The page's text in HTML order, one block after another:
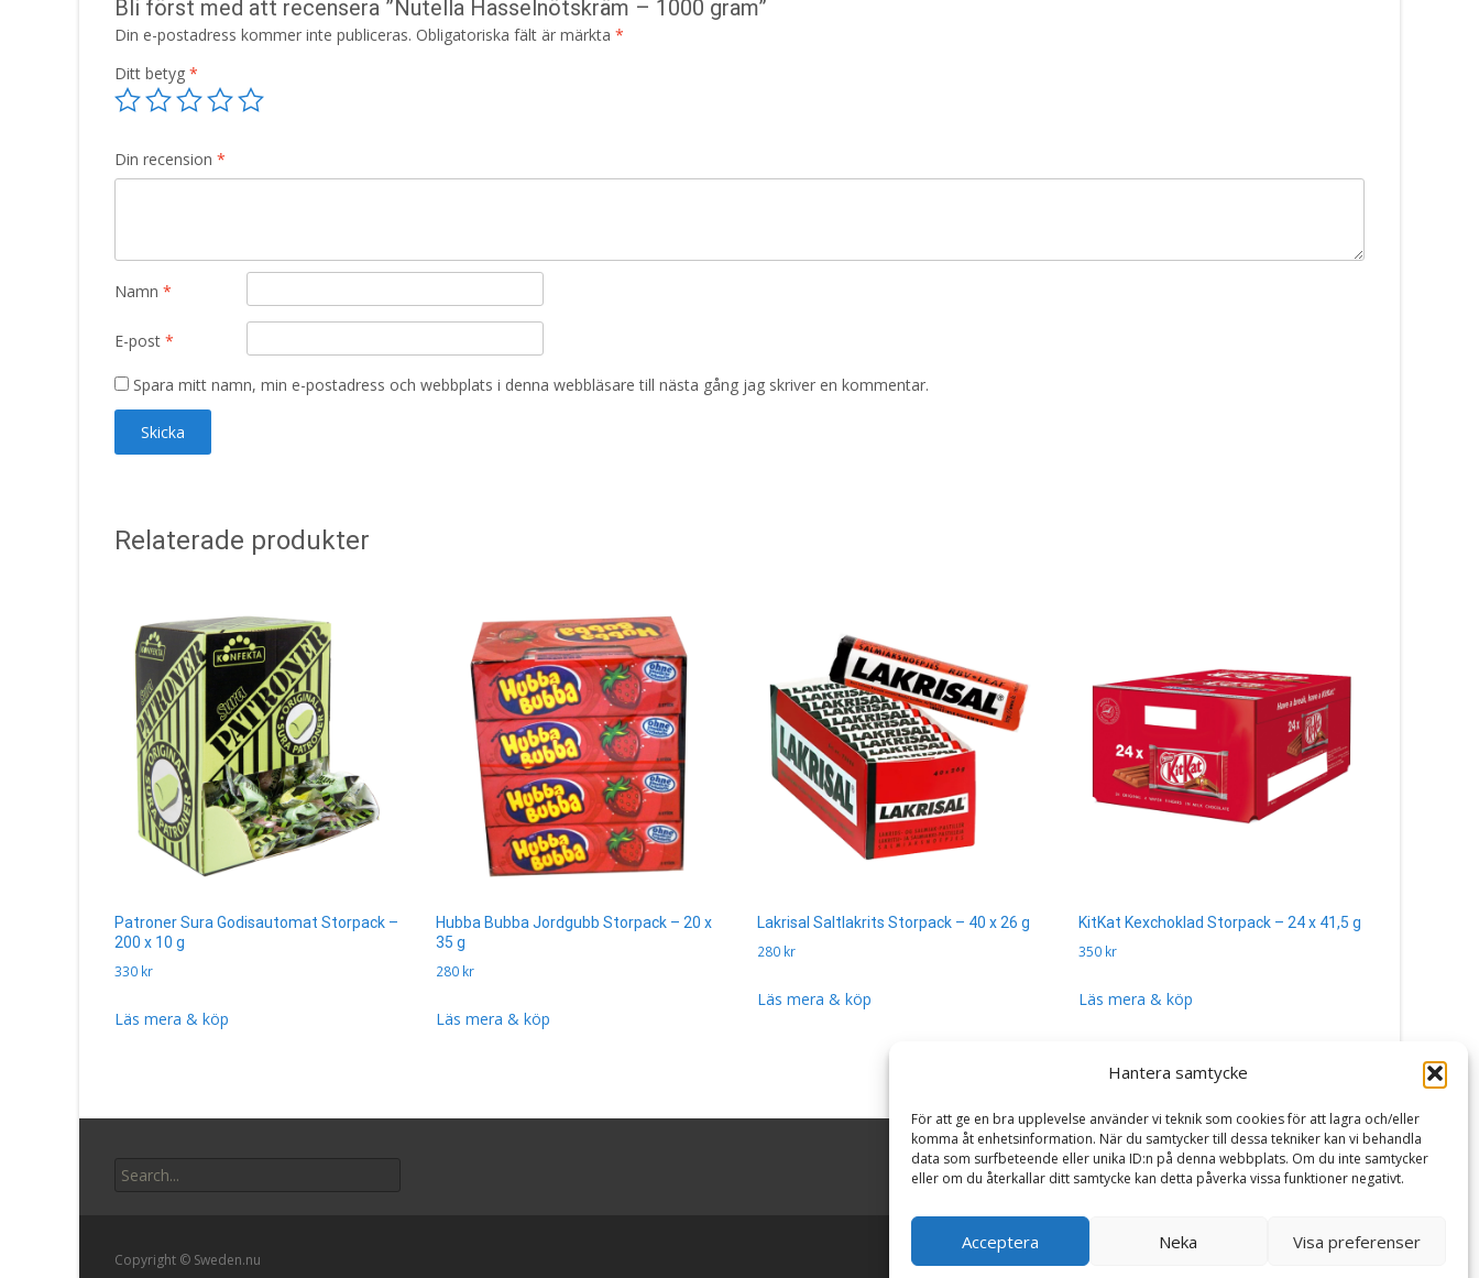
Hantera samtycke
För att ge en bra upplevelse använder vi teknik som cookies för att lagra och/eller
komma åt enhetsinformation. När du samtycker till dessa tekniker kan vi behandla
data som surfbeteende eller unika ID:n på denna webbplats. Om du inte samtycker
eller om du återkallar ditt samtycke kan detta påverka vissa funktioner negativt.
Acceptera Neka Visa preferenser
Bli först med att recensera ”Nutella Hasselnötskräm – 1000 gram”
Din e-postadress kommer inte publiceras. Obligatoriska fält är märkta *
Ditt betyg *
Din recension *
Namn *
E-post *
Spara mitt namn, min e-postadress och webbplats i denna webbläsare till nästa gång jag skriver en kommentar.
Relaterade produkter
Patroner Sura Godisautomat Storpack –
200 x 10 g
330 kr
Läs mera & köp
Hubba Bubba Jordgubb Storpack – 20 x
35 g
280 kr
Läs mera & köp
Lakrisal Saltlakrits Storpack – 40 x 26 g
280 kr
Läs mera & köp
KitKat Kexchoklad Storpack – 24 x 41,5 g
350 kr
Läs mera & köp
for:
Copyright © Sweden.nu Powered by WordPress